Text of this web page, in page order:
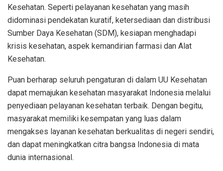
Kesehatan. Seperti pelayanan kesehatan yang masih
didominasi pendekatan kuratif, ketersediaan dan distribusi
Sumber Daya Kesehatan (SDM), kesiapan menghadapi
krisis kesehatan, aspek kemandirian farmasi dan Alat
Kesehatan.
Puan berharap seluruh pengaturan di dalam UU Kesehatan
dapat memajukan kesehatan masyarakat Indonesia melalui
penyediaan pelayanan kesehatan terbaik. Dengan begitu,
masyarakat memiliki kesempatan yang luas dalam
mengakses layanan kesehatan berkualitas di negeri sendiri,
dan dapat meningkatkan citra bangsa Indonesia di mata
dunia internasional.